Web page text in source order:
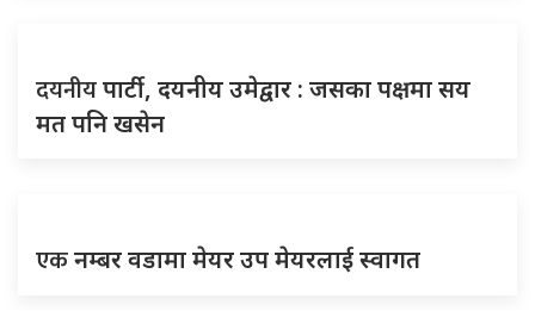
दयनीयपार्टी, दयनीय उमेद्वार : जसका पक्षमा सय
मत पनि खसेन
एकनम्बर वडामा मेयर उप मेयरलाई स्वागत